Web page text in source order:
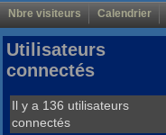
Nbre visiteurs Calendrier
Utilisateurs
connectés
Il y a 136 utilisateurs
connectés